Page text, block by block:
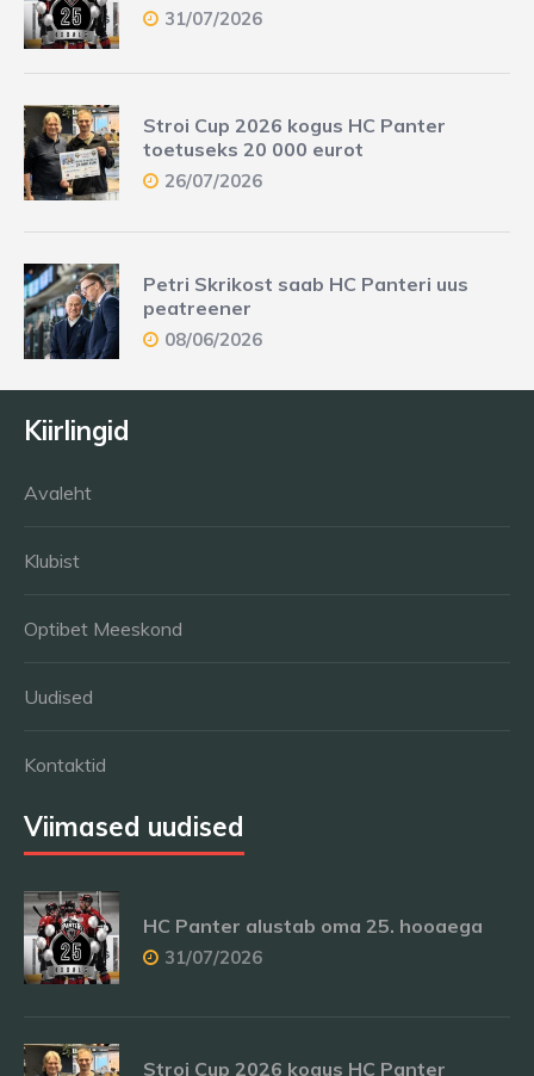
31/07/2026
Stroi Cup 2026 kogus HC Panter
toetuseks 20 000 eurot
26/07/2026
Petri Skrikost saab HC Panteri uus
peatreener
08/06/2026
Kiirlingid
Avaleht
Klubist
Optibet Meeskond
Uudised
Kontaktid
Viimased uudised
HC Panter alustab oma 25. hooaega
31/07/2026
Stroi Cup 2026 kogus HC Panter